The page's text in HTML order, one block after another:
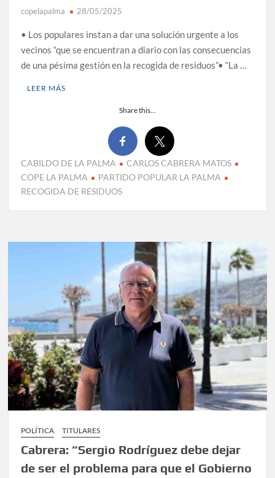
copelapalma 28/05/2025
• Los populares instan a dar una solución urgente a los
vecinos “que se encuentran a diario con las consecuencias
de una pésima gestión en la recogida de residuos”• “La …
LEER MÁS
Share this...
CABILDO DE LA PALMA
CARLOS CABRERA MATOS
COPE LA PALMA
PARTIDO POPULAR LA PALMA
RECOGIDA DE RESIDUOS
POLÍTICA TITULARES
Cabrera: “Sergio Rodríguez debe dejar
de ser el problema para que el Gobierno